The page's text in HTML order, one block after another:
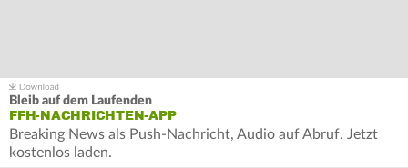
Bleib auf dem Laufenden
FFH-NACHRICHTEN-APP
Breaking News als Push-Nachricht, Audio auf Abruf. Jetzt
kostenlos laden.